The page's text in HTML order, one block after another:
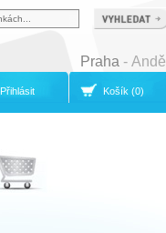
Praha - Anděl
Košík (0)
Přihlásit